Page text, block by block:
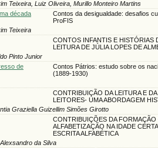
Teixeira, Luiz Oliveira, Murillo Monteiro Martins
década
Contos da desigualdade: desafios
ProFIS
Teixeira
CONTOS INFANTIS E HISTÓRIAS
LEITURA DE JÚLIA LOPES DE
Pinto Junior
de
Contos Pátrios: estudo sobre os
(1889-1930)
CONTRIBUIÇÃO DA LEITURA E
LEITORES- UMA ABORDAGEM
Graziella Guizellim Simões Girotto
CONTRIBUIÇÕES DA
ALFABETIZAÇÃO NA IDADE
ESCRITA ALFABÉTICA
da Silva